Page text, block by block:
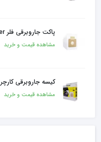
پاکت جاروبرقی فلر feller
مشاهده قیمت و خرید
کیسه جاروبرقی کارچر Vc2
مشاهده قیمت و خرید